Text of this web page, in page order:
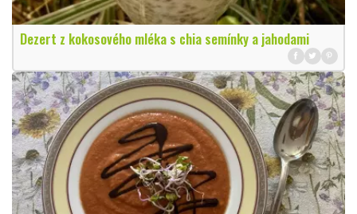
Dezert z kokosového mléka s chia semínky a jahodami